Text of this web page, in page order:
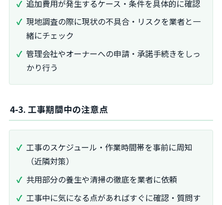
追加費用が発生するケース・条件を具体的に確認
現地調査の際に現状の不具合・リスクを業者と一
緒にチェック
管理会社やオーナーへの申請・承諾手続きをしっ
かり行う
4-3. 工事期間中の注意点
工事のスケジュール・作業時間帯を事前に周知
（近隣対策）
共用部分の養生や清掃の徹底を業者に依頼
工事中に気になる点があればすぐに確認・質問す